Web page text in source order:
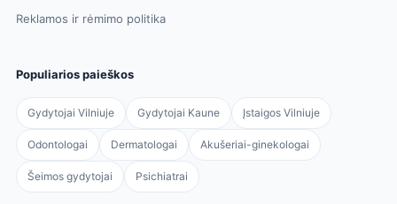
Reklamos ir rėmimo politika
Populiarios paieškos
Gydytojai Vilniuje Gydytojai Kaune Įstaigos Vilniuje
Odontologai Dermatologai Akušeriai-ginekologai
Šeimos gydytojai Psichiatrai